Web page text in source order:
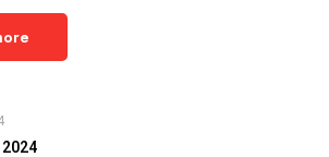
2024